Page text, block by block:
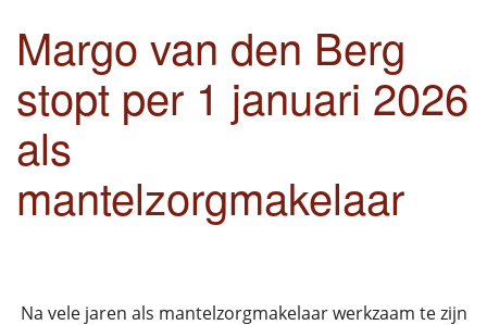
Margo van den Berg
stopt per 1 januari 2026
als
mantelzorgmakelaar
Na vele jaren als mantelzorgmakelaar werkzaam te zijn